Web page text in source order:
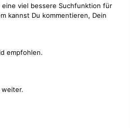
viel bessere Suchfunktion für
kannst Du kommentieren, Dein
empfohlen.
weiter.